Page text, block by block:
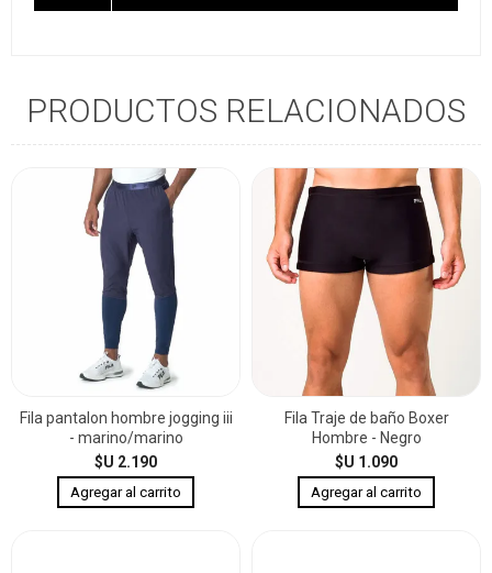
PRODUCTOS RELACIONADOS
Fila pantalon hombre jogging iii
- marino/marino
$U 2.190
Fila Traje de baño Boxer
Hombre - Negro
$U 1.090